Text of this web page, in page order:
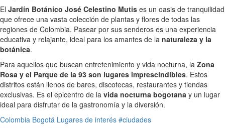
El Jardín Botánico José Celestino Mutis es un oasis de tranquilidad
que ofrece una vasta colección de plantas y flores de todas las
regiones de Colombia. Pasear por sus senderos es una experiencia
educativa y relajante, ideal para los amantes de la naturaleza y la
botánica.
Para aquellos que buscan entretenimiento y vida nocturna, la Zona
Rosa y el Parque de la 93 son lugares imprescindibles. Estos
distritos están llenos de bares, discotecas, restaurantes y tiendas
exclusivas. Es el epicentro de la vida nocturna bogotana y un lugar
ideal para disfrutar de la gastronomía y la diversión.
Colombia Bogotá Lugares de interés #ciudades